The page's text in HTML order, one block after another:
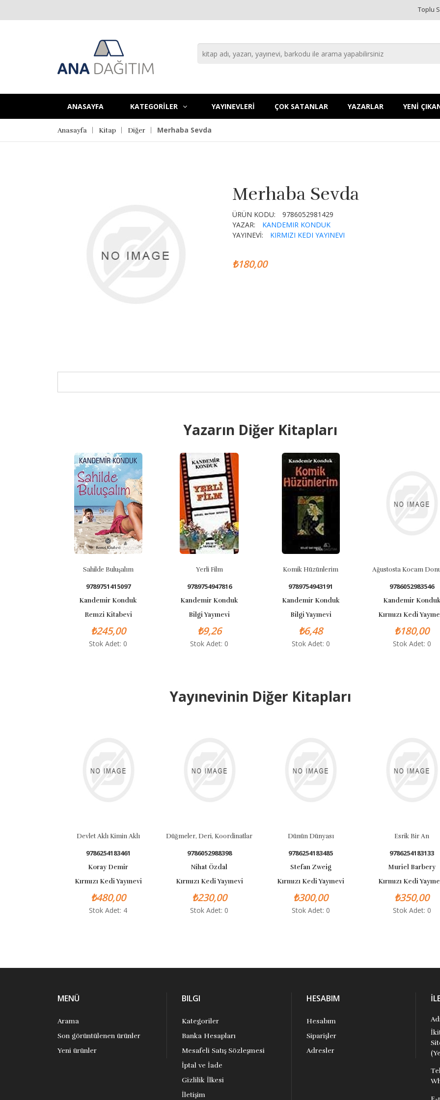
Toplu
ANASAYFA KATEGORİLER YAYINEVLERİ ÇOK SATANLAR YAZARLAR YENİ
Anasayfa Kitap Diğer Merhaba Sevda
Merhaba Sevda
ÜRÜN KODU:
9786052981429
YAZAR:
KANDEMIR KONDUK
YAYINEVİ:
KIRMIZI KEDI YAYINEVI
₺180,00
Yazarın Diğer Kitapları
Sahilde Buluşalım
9789751415097
Kandemir Konduk
Remzi Kitabevi
₺245,00
Stok Adet: 0
Yerli Film
9789754947816
Kandemir Konduk
Bilgi Yayınevi
₺9,26
Stok Adet: 0
Komik Hüzünlerim
9789754943191
Kandemir Konduk
Bilgi Yayınevi
₺6,48
Stok Adet: 0
Ağustosta Kocam
9786052983546
Kandemir Konduk
Kırmızı Kedi Yayınevi
₺180,00
Stok Adet: 0
Yayınevinin Diğer Kitapları
Devlet Aklı Kimin Aklı
9786254183461
Koray Demir
Kırmızı Kedi Yayınevi
₺480,00
Stok Adet: 4
Düğmeler, Deri, Koordinatlar
9786052988398
Nihat Özdal
Kırmızı Kedi Yayınevi
₺230,00
Stok Adet: 0
Dünün Dünyası
9786254183485
Stefan Zweig
Kırmızı Kedi Yayınevi
₺300,00
Stok Adet: 0
Esrik Bir An
9786254183133
Muriel Barbery
Kırmızı Kedi
₺350,00
Stok Adet: 0
MENÜ
Arama
Son görüntülenen ürünler
Yeni ürünler
BILGI
Kategoriler
Banka Hesapları
Mesafeli Satış Sözleşmesi
İptal ve İade
Gizlilik İlkesi
İletişim
HESABIM
Hesabım
Siparişler
Adresler